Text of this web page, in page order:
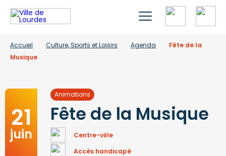
Accueil Culture, Sports et Loisirs Agenda
Fête de la
Musique
21
juin
Animations
Fête de la Musique
Centre-ville
Accès handicapé